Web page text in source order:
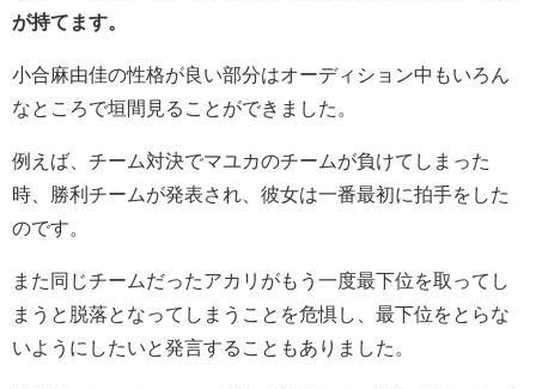
が持てます。
小合麻由佳の性格が良い部分はオーディション中もいろん
なところで垣間見ることができました。
例えば、チーム対決でマユカのチームが負けてしまった
時、勝利チームが発表され、彼女は一番最初に拍手をした
のです。
また同じチームだったアカリがもう一度最下位を取ってし
まうと脱落となってしまうことを危惧し、最下位をとらな
いようにしたいと発言することもありました。